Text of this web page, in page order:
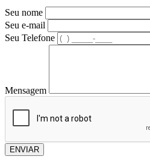
Seu nome
Seu e-mail
Seu Telefone
Mensagem
ENVIAR